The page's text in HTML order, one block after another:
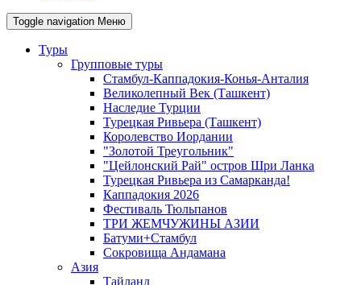
Toggle navigation Меню
Туры
Групповые туры
Стамбул-Каппадокия-Конья-Анталия
Великолепный Век (Ташкент)
Наследие Турции
Турецкая Ривьера (Ташкент)
Королевство Иордании
"Золотой Треугольник"
"Цейлонский Рай" остров Шри Ланка
Турецкая Ривьера из Самарканда!
Каппадокия 2026
Фестиваль Тюльпанов
ТРИ ЖЕМЧУЖИНЫ АЗИИ
Батуми+Стамбул
Сокровища Андамана
Азия
Тайланд